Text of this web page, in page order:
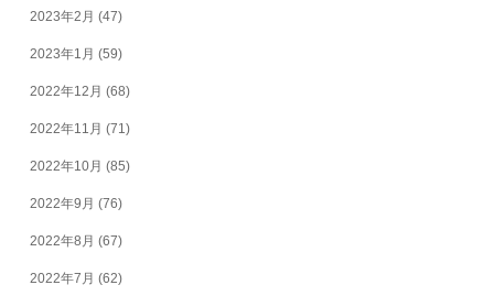
2023年2月 (47)
2023年1月 (59)
2022年12月 (68)
2022年11月 (71)
2022年10月 (85)
2022年9月 (76)
2022年8月 (67)
2022年7月 (62)